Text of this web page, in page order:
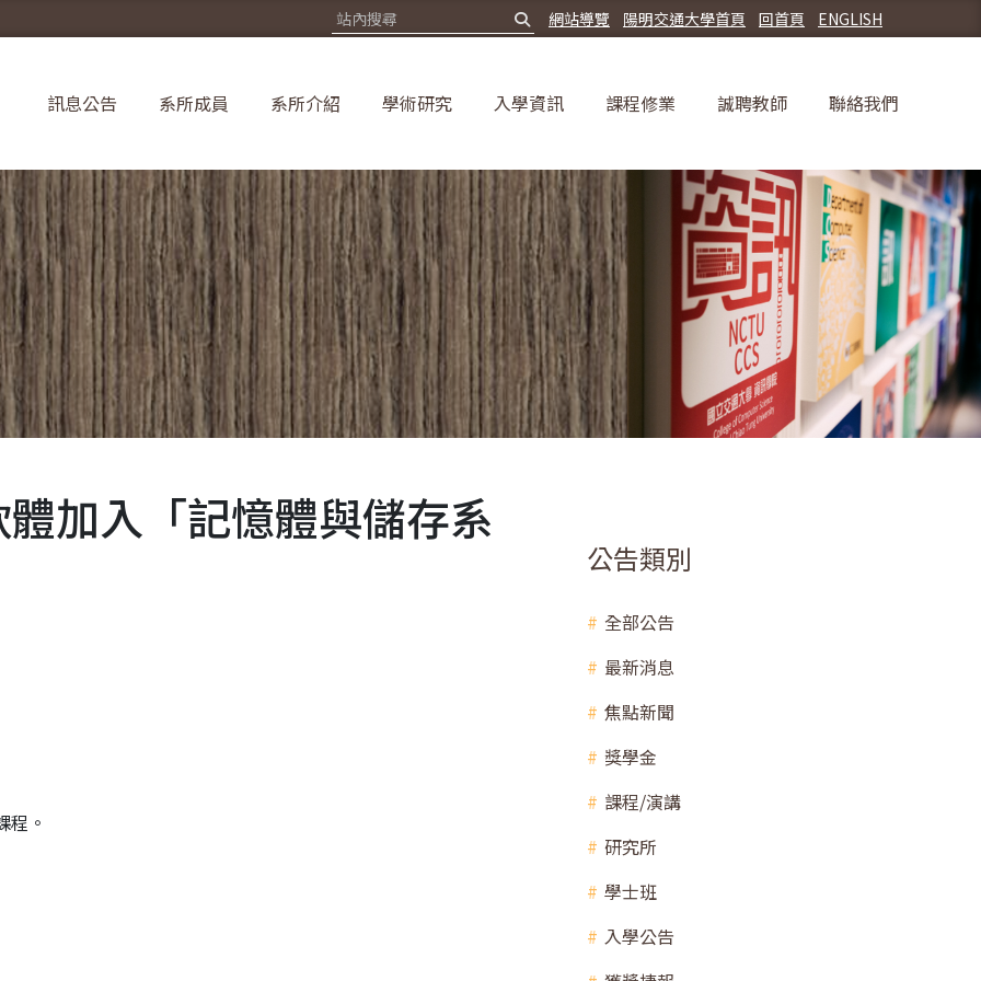
ENGLISH
回首頁
陽明交通大學首頁
網站導覽
訊息公告 系所成員 系所介紹 學術研究 入學資訊 課程修業 誠聘教師 聯絡我們
加入「記憶體與儲存系
程。
公告類別
全部公告
最新消息
焦點新聞
獎學金
課程/演講
研究所
學士班
入學公告